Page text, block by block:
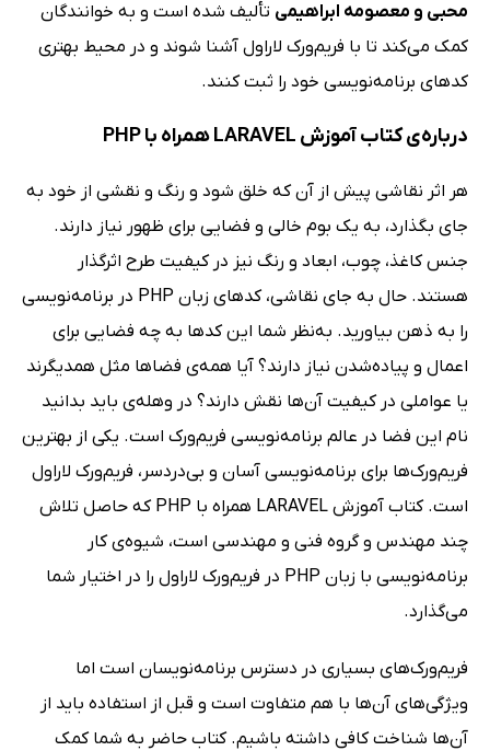
محبی و معصومه ابراهیمی تألیف شده است و به خوانندگان
کمک می‌کند تا با فریم‌ورک لاراول آشنا شوند و در محیط بهتری
کدهای برنامه‌نویسی خود را ثبت کنند.
درباره‌ی کتاب آموزش LARAVEL همراه با PHP
هر اثر نقاشی پیش از آن که خلق شود و رنگ و نقشی از خود به
جای بگذارد، به یک بوم خالی و فضایی برای ظهور نیاز دارند.
جنس کاغذ، چوب، ابعاد و رنگ نیز در کیفیت طرح اثرگذار
هستند. حال به جای نقاشی، کدهای زبان PHP در برنامه‌نویسی
را به ذهن بیاورید. به‌نظر شما این کدها به چه فضایی برای
اعمال و پیاده‌شدن نیاز دارند؟ آیا همه‌ی فضاها مثل همدیگرند
یا عواملی در کیفیت آن‌ها نقش دارند؟ در وهله‌ی باید بدانید
نام این فضا در عالم برنامه‌نویسی فریم‌ورک است. یکی از بهترین
فریم‌ورک‌ها برای برنامه‌نویسی آسان و بی‌دردسر، فریم‌ورک لاراول
است. کتاب آموزش LARAVEL همراه با PHP که حاصل تلاش
چند مهندس و گروه فنی و مهندسی است، شیوه‌ی کار
برنامه‌نویسی با زبان PHP در فریم‌ورک لاراول را در اختیار شما
می‌گذارد.
فریم‌ورک‌های بسیاری در دسترس برنامه‌نویسان است اما
ویژگی‌های آن‌ها با هم متفاوت است و قبل از استفاده باید از
آن‌ها شناخت کافی داشته باشیم. کتاب حاضر به شما کمک